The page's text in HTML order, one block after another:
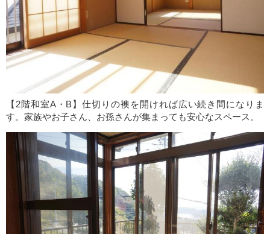
【2階和室A・B】仕切りの襖を開ければ広い続き間になりま
す。家族やお子さん、お孫さんが集まっても安心なスペース。